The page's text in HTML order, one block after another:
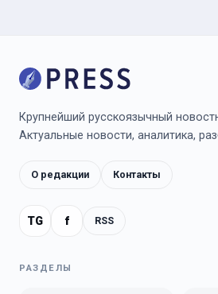
Крупнейший русскоязычный
Актуальные новости, аналитика,
О редакции Контакты
TG f RSS
РАЗДЕЛЫ